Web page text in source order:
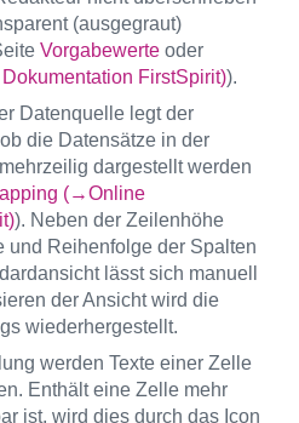
(ausgegraut)
Vorgabewerte oder
FirstSpirit)).
Datenquelle legt der
die Datensätze in der
dargestellt werden
(→Online
). Neben der Zeilenhöhe
und Reihenfolge der Spalten
lässt sich manuell
der Ansicht wird die
wiederhergestellt.
werden Texte einer Zelle
Enthält eine Zelle mehr
ist, wird dies durch das Icon